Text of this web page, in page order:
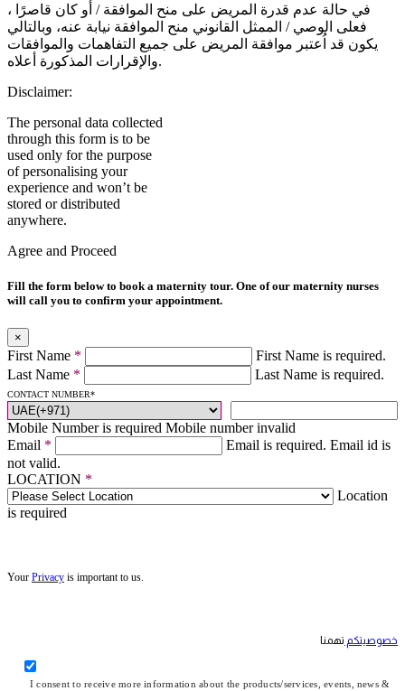
في حالة عدم قدرة المريض على منح الموافقة / أو كان قاصرًا ،
فعلى الوصي / الممثل القانوني منح الموافقة نيابة عنه، وبالتالي
يكون قد اُعتبر موافقة المريض على جميع التفاهمات والموافقات
والإقرارات المذكورة أعلاه.
Disclaimer:
The personal data collected
through this form is to be
used only for the purpose
of personalising your
experience and won’t be
stored or distributed
anywhere.
Agree and Proceed
Fill the form below to book a maternity tour. One of our maternity nurses
will call you to confirm your appointment.
×
First Name *
First Name is required.
Last Name * Last Name is required.
CONTACT NUMBER*
Mobile Number is required Mobile number invalid
Email * Email is required. Email id is
not valid.
LOCATION *
Location
is required
Your Privacy is important to us.
خصوصيتكم تهمنا
I consent to receive more information about the products/services, events, news &